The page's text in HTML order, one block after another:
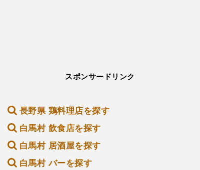
スポンサードリンク
長野県 鶏料理店を探す
白馬村 飲食店を探す
白馬村 居酒屋を探す
白馬村 バーを探す